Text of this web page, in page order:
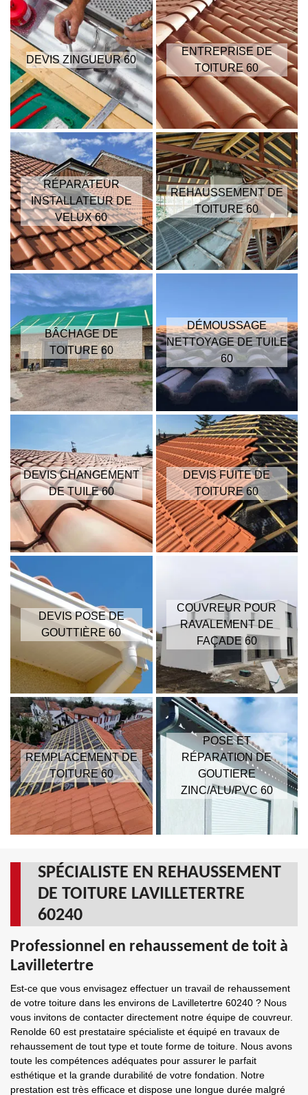
DEVIS ZINGUEUR 60
ENTREPRISE DE
TOITURE 60
RÉPARATEUR
INSTALLATEUR DE
VELUX 60
REHAUSSEMENT DE
TOITURE 60
BÂCHAGE DE
TOITURE 60
DÉMOUSSAGE
NETTOYAGE DE TUILE
60
DEVIS CHANGEMENT
DE TUILE 60
DEVIS FUITE DE
TOITURE 60
DEVIS POSE DE
GOUTTIÈRE 60
COUVREUR POUR
RAVALEMENT DE
FAÇADE 60
REMPLACEMENT DE
TOITURE 60
POSE ET
RÉPARATION DE
GOUTIERE
ZINC/ALU/PVC 60
SPÉCIALISTE EN REHAUSSEMENT
DE TOITURE LAVILLETERTRE
60240
Professionnel en rehaussement de toit à
Lavilletertre
Est-ce que vous envisagez effectuer un travail de rehaussement
de votre toiture dans les environs de Lavilletertre 60240 ? Nous
vous invitons de contacter directement notre équipe de couvreur.
Renolde 60 est prestataire spécialiste et équipé en travaux de
rehaussement de tout type et toute forme de toiture. Nous avons
toute les compétences adéquates pour assurer le parfait
esthétique et la grande durabilité de votre fondation. Notre
prestation est très efficace et dispose une longue durée malgré